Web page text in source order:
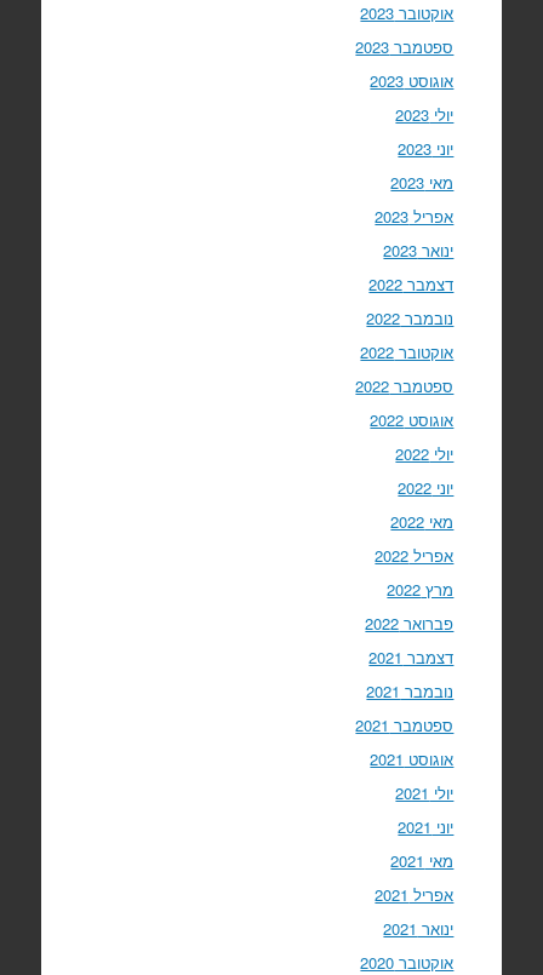
אוקטובר 2023
ספטמבר 2023
אוגוסט 2023
יולי 2023
יוני 2023
מאי 2023
אפריל 2023
ינואר 2023
דצמבר 2022
נובמבר 2022
אוקטובר 2022
ספטמבר 2022
אוגוסט 2022
יולי 2022
יוני 2022
מאי 2022
אפריל 2022
מרץ 2022
פברואר 2022
דצמבר 2021
נובמבר 2021
ספטמבר 2021
אוגוסט 2021
יולי 2021
יוני 2021
מאי 2021
אפריל 2021
ינואר 2021
אוקטובר 2020